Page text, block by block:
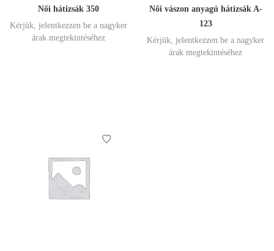
Női hátizsák 350
Kérjük, jelentkezzen be a nagyker
árak megtekintéséhez
Női vászon anyagú hátizsák A-
123
Kérjük, jelentkezzen be a nagyker
árak megtekintéséhez